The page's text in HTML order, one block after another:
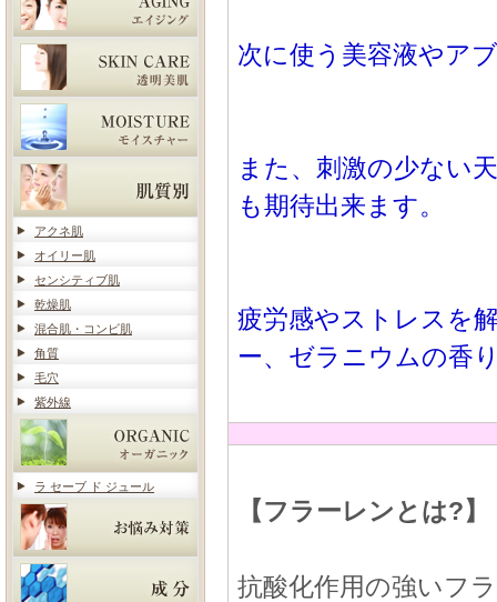
アクネ肌
オイリー肌
センシティブ肌
乾燥肌
混合肌・コンビ肌
角質
毛穴
紫外線
ラ セーブ ド ジュール
次に使う美容液やア
また、刺激の少ない
も期待出来ます。
疲労感やストレスを
ー、ゼラニウムの香
【フラーレンとは?】
抗酸化作用の強いフ